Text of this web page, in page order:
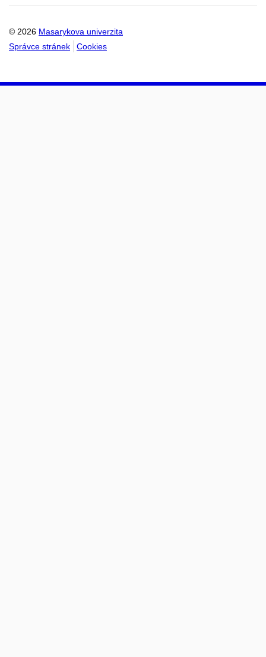
© 2026 Masarykova univerzita
Správce stránek
Cookies